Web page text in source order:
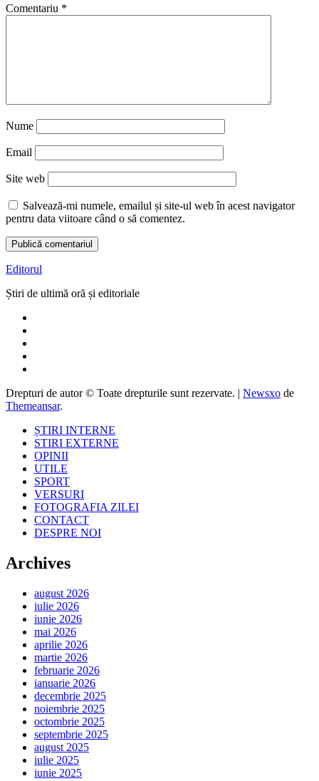
Comentariu *
Nume
Email
Site web
Salvează-mi numele, emailul și site-ul web în acest navigator
pentru data viitoare când o să comentez.
Editorul
Știri de ultimă oră și editoriale
Drepturi de autor © Toate drepturile sunt rezervate. | Newsxo de
Themeansar.
ȘTIRI INTERNE
STIRI EXTERNE
OPINII
UTILE
SPORT
VERSURI
FOTOGRAFIA ZILEI
CONTACT
DESPRE NOI
Archives
august 2026
iulie 2026
iunie 2026
mai 2026
aprilie 2026
martie 2026
februarie 2026
ianuarie 2026
decembrie 2025
noiembrie 2025
octombrie 2025
septembrie 2025
august 2025
iulie 2025
iunie 2025